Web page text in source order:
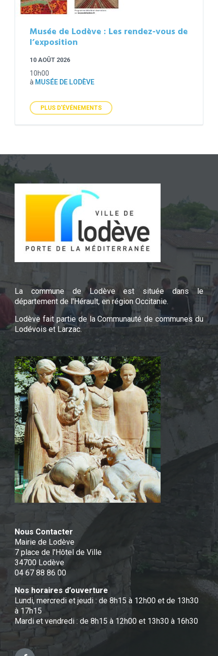
Musée de Lodève : Les rendez-vous de
l’exposition
10 AOÛT 2026
10h00
à MUSÉE DE LODÈVE
PLUS D'ÉVÉNEMENTS
La commune de Lodève est située dans le
département de l'Hérault, en région Occitanie.
Lodève fait partie de la Communauté de communes du
Lodévois et Larzac.
Nous Contacter
Mairie de Lodève
7 place de l'Hôtel de Ville
34700 Lodève
04 67 88 86 00
Nos horaires d’ouverture
Lundi, mercredi et jeudi : de 8h15 à 12h00 et de 13h30
à 17h15
Mardi et vendredi : de 8h15 à 12h00 et 13h30 à 16h30